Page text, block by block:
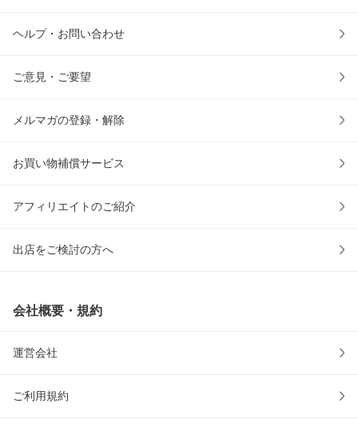
ヘルプ・お問い合わせ
ご意見・ご要望
メルマガの登録・解除
お買い物補償サービス
アフィリエイトのご紹介
出店をご検討の方へ
会社概要・規約
運営会社
ご利用規約